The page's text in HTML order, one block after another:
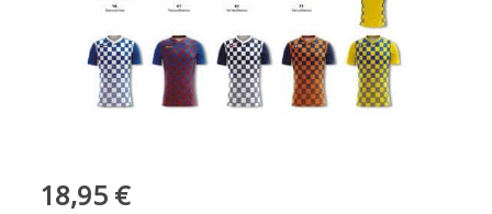
18,95 €